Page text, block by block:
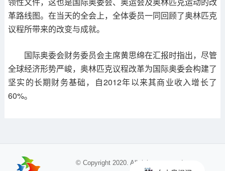
革路线图。在当天的全会上，全体委员一同回顾了奥林匹克
议程所带来的改变与成就。
国际奥委会财务委员会主席黄思绵在汇报时指出，尽管
全球经济形势严峻，奥林匹克议程改革为国际奥委会构建了
坚实的长期财务基础，自2012年以来其商业收入增长了
60%。
© Copyright 2020. All rights reserved